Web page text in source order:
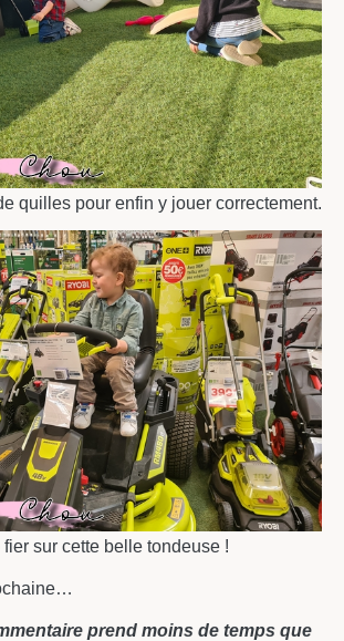
quilles pour enfin y jouer correctement.
fier sur cette belle tondeuse !
prend moins de temps que